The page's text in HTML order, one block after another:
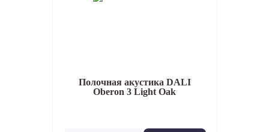
Полочная акустика DALI
Oberon 3 Light Oak